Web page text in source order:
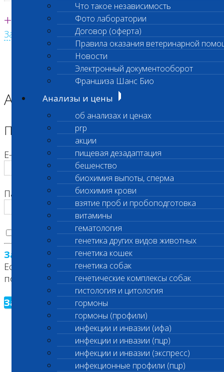
Единая круглосуточная справочная
+7 495 260 0 260
Заказать звонок с сайта
Что такое независимость
Фото лаборатории
Договор (оферта)
Правила оказания ветеринарной
Новости
Электронный документооборот
Франшиза Шанс Био
Анализы и цены
об анализах и ценах
prp
акции
пищевая дезадаптация
бешенство
биохимия выпоты, сперма
биохимия крови
взятие проб и пробоподготовка
витамины
гематология
генетика других видов животных
генетика кошек
генетика собак
генетические комплексы собак
гистология и цитология
гормоны
гормоны (профили)
инфекции и инвазии (ифа)
инфекции и инвазии (пцр)
инфекции и инвазии (экспресс)
инфекционные профили (пцр)
Главная страница
О лаборатории
Продажа оборудования
Биохимический анализатор
Авторизация
Пожалуйста, авторизуйтесь
E-mail
Пароль
Запомнить меня на этом компьютере
Забыли свой пароль?
Если вы впервые на сайте, заполните,
пожалуйста, регистрационную форму.
Зарегистрироваться